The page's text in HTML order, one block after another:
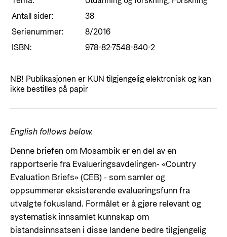
Styresett og økonomisk utvikling
For næringslivet
Statsgarantiordningen for investeringer i
fornybar energi
Evalueringer (Norec)
Kontakt
Kontakt oss
Presse og media
Logo
Postjournal
Personvern
Antall sider:
38
Serienummer:
8/2016
ISBN:
978-82-7548-840-2
NB! Publikasjonen er KUN tilgjengelig elektronisk og kan
ikke bestilles på papir
English follows below.
Denne briefen om Mosambik er en del av en
rapportserie fra Evalueringsavdelingen- «Country
Evaluation Briefs» (CEB) - som samler og
oppsummerer eksisterende evalueringsfunn fra
utvalgte fokusland. Formålet er å gjøre relevant og
systematisk innsamlet kunnskap om
bistandsinnsatsen i disse landene bedre tilgjengelig